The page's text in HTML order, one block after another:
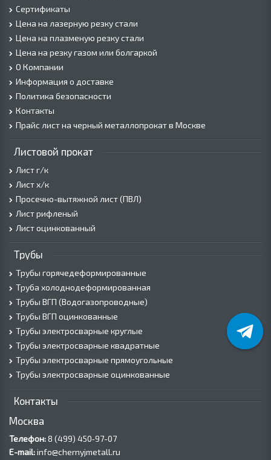
Сертификаты
Цена на лазерную резку стали
Цена на плазменую резку стали
Цена на резку газом или болгаркой
О Компании
Информация о доставке
Политика безопасности
Контакты
Прайс лист на черный металлопрокат в Москве
Листовой прокат
Лист г/к
Лист х/к
Просечно-вытяжной лист (ПВЛ)
Лист рифленый
Лист оцинкованный
Трубы
Трубы горячедеформированные
Труба холоднодеформированная
Трубы ВГП (Водогазопроводные)
Трубы ВГП оцинкованные
Трубы электросварные круглые
Трубы электросварные квадратные
Трубы электросварные прямоугольные
Трубы электросварные оцинкованные
Контакты
Москва
Телефон:8 (499) 450‑97-07
E-mail:info@chernyjmetall.ru